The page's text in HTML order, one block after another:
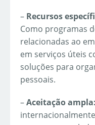
– Recursos
Como programas
relacionadas ao
em serviços úteis
soluções para
pessoais.
–Aceitação ampla: